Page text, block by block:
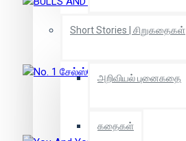
Short Stories | சிறுகதைகள்
அறிவியல் புனைகதை
கதைகள்
BULLS AND BEARS